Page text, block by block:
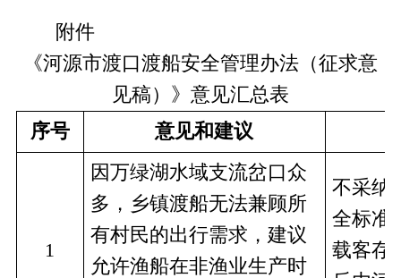
附件
《河源市渡口渡船安全管理办法（征求意
见稿）》意见汇总表
序号
意见和建议
1
因万绿湖水域支流岔口众
多，乡镇渡船无法兼顾所
有村民的出行需求，建议
允许渔船在非渔业生产时
不采纳
全标准
载客存